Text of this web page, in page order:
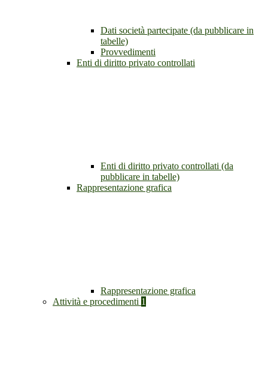
Dati società partecipate (da pubblicare in
tabelle)
Provvedimenti
Enti di diritto privato controllati
Enti di diritto privato controllati (da
pubblicare in tabelle)
Rappresentazione grafica
Rappresentazione grafica
Attività e procedimenti 1